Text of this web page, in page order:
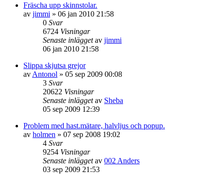
Fräscha upp skinnstolar.
av jimmi » 06 jan 2010 21:58
0 Svar
6724 Visningar
Senaste inläggetav jimmi
06 jan 2010 21:58
Slippa skjutsa grejor
av Antonol » 05 sep 2009 00:08
3 Svar
20622 Visningar
Senaste inläggetav Sheba
05 sep 2009 12:39
Problem med hast.mätare, halvljus och popup.
av holmen » 07 sep 2008 19:02
4 Svar
9254 Visningar
Senaste inläggetav 002 Anders
03 sep 2009 21:53